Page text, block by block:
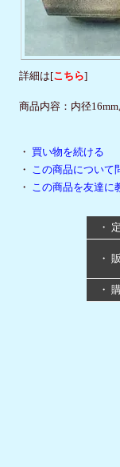
詳細は[こちら]
商品内容：内径
・ 買い物を続ける
・ この商品について
・ この商品を友達に
・
・
・